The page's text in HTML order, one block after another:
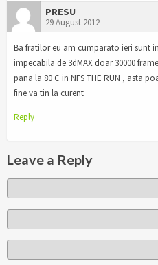
PRESU
29 August 2012
Ba fratilor eu am cumparato ieri sunt
impecabila de 3dMAX doar 30000
pana la 80 C in NFS THE RUN , asta
fine va tin la curent
Reply
Leave a Reply